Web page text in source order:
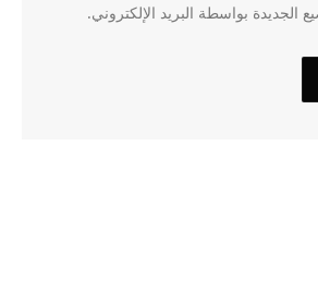
الجديدة بواسطة البريد الإلكتروني.